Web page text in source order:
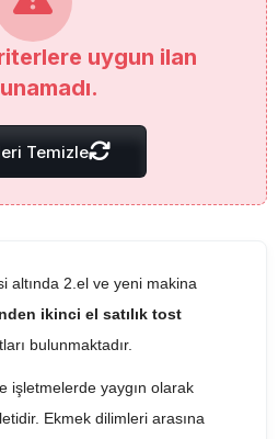
uygun ilan
Temizle
altında 2.el ve yeni makina
ikinci el satılık tost
bulunmaktadır.
işletmelerde yaygın olarak
Ekmek dilimleri arasına